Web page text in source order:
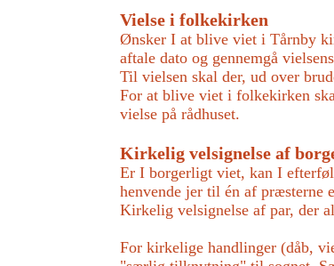
Vielse i folkekirken
Ønsker I at blive viet i Tårnby
aftale dato og gennemgå
Til vielsen skal der, ud over
For at blive viet i folkekirken
vielse på rådhuset.
Kirkelig velsignelse af
Er I borgerligt viet, kan I
henvende jer til én af præsterne
Kirkelig velsignelse af par, der
For kirkelige handlinger (dåb,